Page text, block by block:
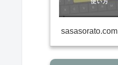
sasasorato.com